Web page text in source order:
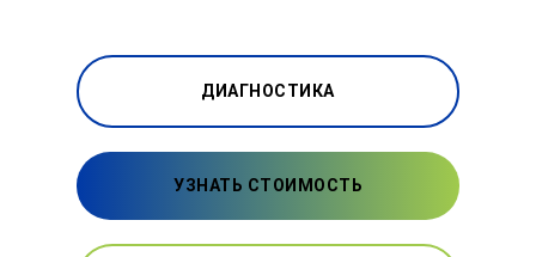
ДИАГНОСТИКА
УЗНАТЬ СТОИМОСТЬ